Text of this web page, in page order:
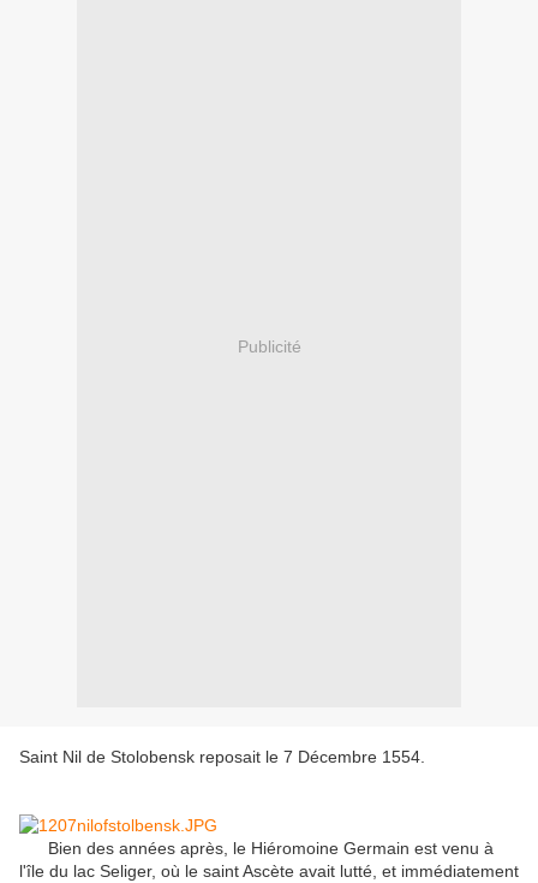
Publicité
Saint Nil de Stolobensk reposait le 7 Décembre 1554.
Bien des années après, le Hiéromoine Germain est venu à
l'île du lac Seliger, où le saint Ascète avait lutté, et immédiatement